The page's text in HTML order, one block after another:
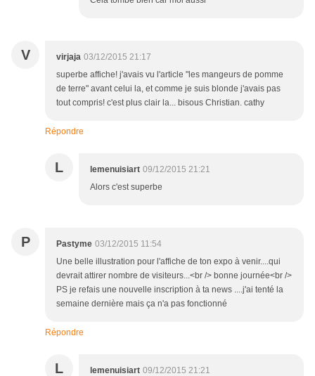
V virjaja 03/12/2015 21:17
superbe affiche! j'avais vu l'article "les mangeurs de pomme
de terre" avant celui la, et comme je suis blonde j'avais pas
tout compris! c'est plus clair la... bisous Christian. cathy
Répondre
L lemenuisiart 09/12/2015 21:21
Alors c'est superbe
P Pastyme 03/12/2015 11:54
Une belle illustration pour l'affiche de ton expo à venir....qui
devrait attirer nombre de visiteurs...<br /> bonne journée<br />
PS je refais une nouvelle inscription à ta news ....j'ai tenté la
semaine dernière mais ça n'a pas fonctionné
Répondre
L lemenuisiart 09/12/2015 21:21